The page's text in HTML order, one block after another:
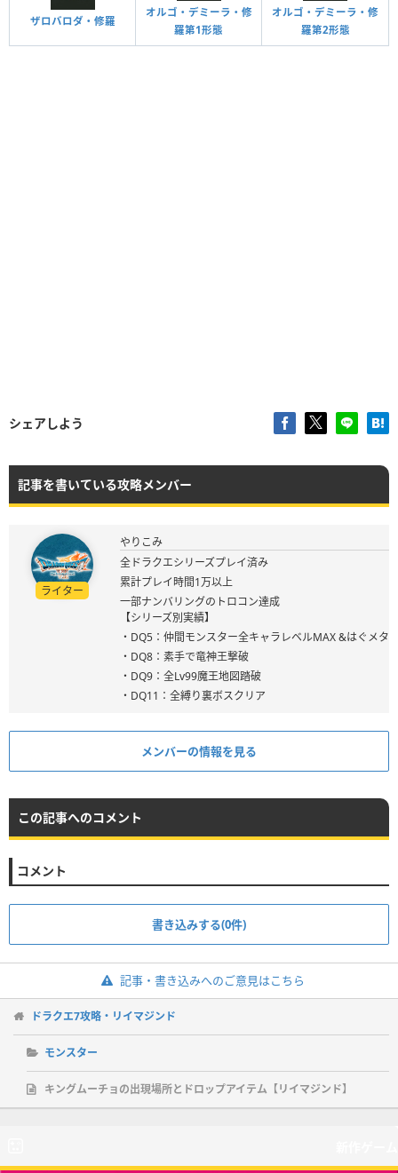
ザロバロダ・修羅
オルゴ・デミーラ・修
羅第1形態
オルゴ・デミーラ・修
羅第2形態
シェアしよう
記事を書いている攻略メンバー
ライター
やりこみ
全ドラクエシリーズプレイ済み
累計プレイ時間1万以上
一部ナンバリングのトロコン達成
【シリーズ別実績】
・DQ5：仲間モンスター全キャラレベルMAX &はぐメタ
・DQ8：素手で竜神王撃破
・DQ9：全Lv99魔王地図踏破
・DQ11：全縛り裏ボスクリア
メンバーの情報を見る
この記事へのコメント
コメント
書き込みする(0件)
記事・書き込みへのご意見はこちら
ドラクエ7攻略・リイマジンド
モンスター
キングムーチョの出現場所とドロップアイテム【リイマジンド】